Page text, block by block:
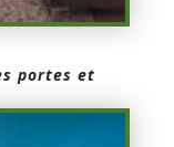
portes et